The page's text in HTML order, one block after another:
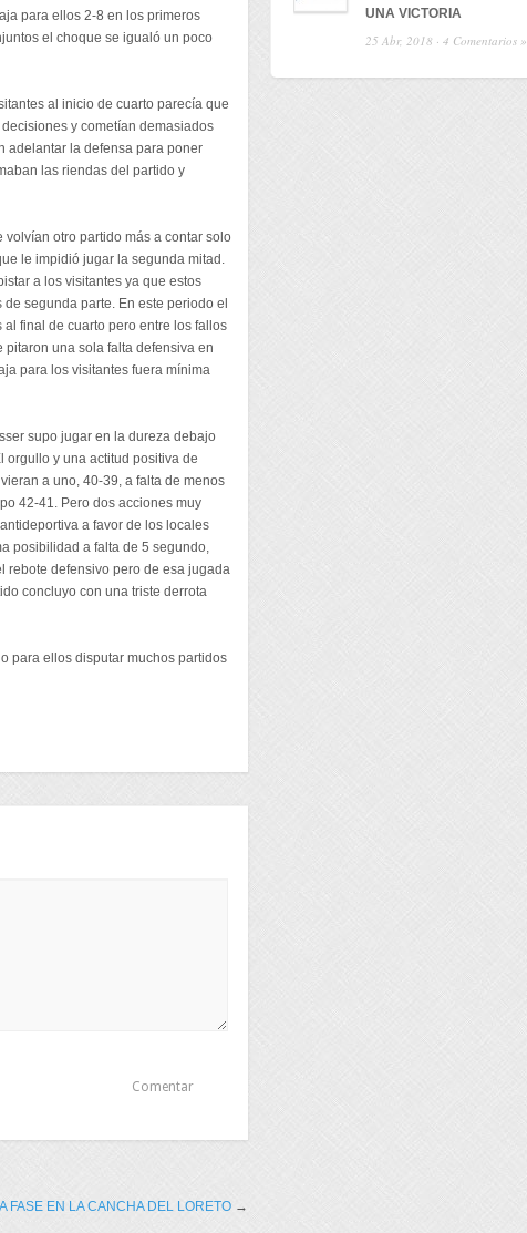
para ellos 2-8 en los primeros
el choque se igualó un poco
al inicio de cuarto parecía que
y cometían demasiados
adelantar la defensa para poner
las riendas del partido y
volvían otro partido más a contar solo
le impidió jugar la segunda mitad.
a los visitantes ya que estos
segunda parte. En este periodo el
final de cuarto pero entre los fallos
una sola falta defensiva en
para los visitantes fuera mínima
supo jugar en la dureza debajo
orgullo y una actitud positiva de
a uno, 40-39, a falta de menos
42-41. Pero dos acciones muy
a favor de los locales
posibilidad a falta de 5 segundo,
rebote defensivo pero de esa jugada
concluyo con una triste derrota
para ellos disputar muchos partidos
FASE EN LA CANCHA DEL LORETO →
UNA VICTORIA
25 Abr, 2018 · 4 Comentarios »